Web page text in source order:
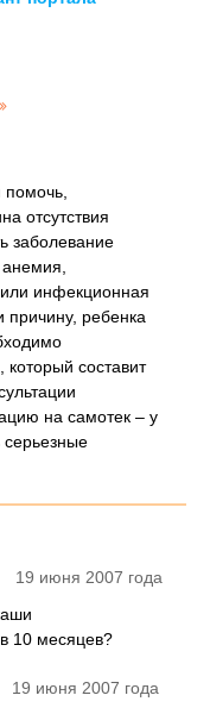
отсутствия
заболевание
инфекционная
причину, ребенка
который составит
на самотек – у
серьезные
19 июня 2007 года
10 месяцев?
19 июня 2007 года